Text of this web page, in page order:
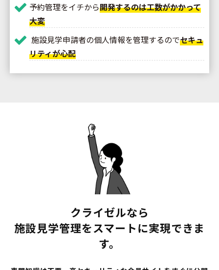
予約管理をイチから開発するのは工数がかかって
大変
施設見学申請者の個人情報を管理するのでセキュ
リティが心配
クライゼルなら
施設見学管理をスマートに実現できま
す。